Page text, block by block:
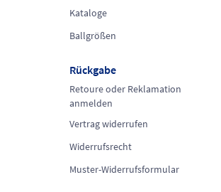
Kataloge
Ballgrößen
Rückgabe
Retoure oder Reklamation
anmelden
Vertrag widerrufen
Widerrufsrecht
Muster-Widerrufsformular